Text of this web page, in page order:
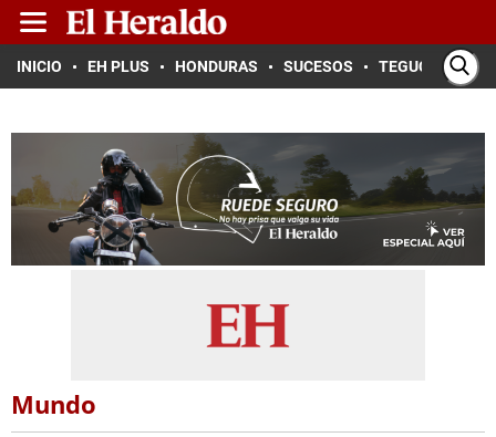
INICIO EH PLUS HONDURAS SUCESOS TEGUCIGALPA
Mundo